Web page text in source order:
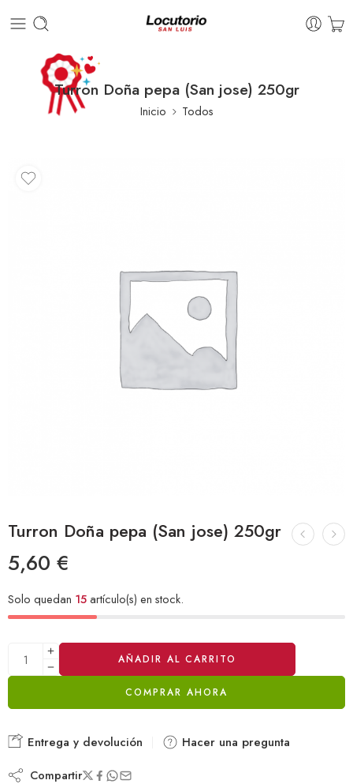
Turron Doña pepa (San jose) 250gr
Inicio Todos
Turron Doña pepa (San jose) 250gr
5,60 €
Solo quedan 15artículo(s) en stock.
AÑADIR AL CARRITO
COMPRAR AHORA
Alternative:
Entrega y devolución Hacer una pregunta
Compartir